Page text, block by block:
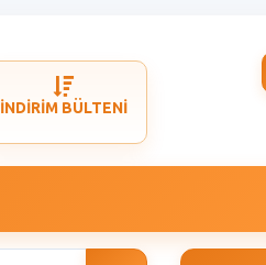
İNDİRİM BÜLTENİ